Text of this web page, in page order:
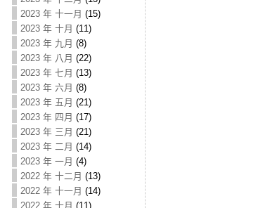
2023 年 十一月 (15)
2023 年 十月 (11)
2023 年 九月 (8)
2023 年 八月 (22)
2023 年 七月 (13)
2023 年 六月 (8)
2023 年 五月 (21)
2023 年 四月 (17)
2023 年 三月 (21)
2023 年 二月 (14)
2023 年 一月 (4)
2022 年 十二月 (13)
2022 年 十一月 (14)
2022 年 十月 (11)